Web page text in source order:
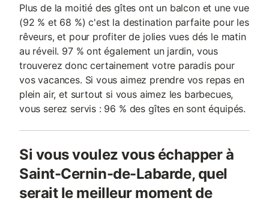
Plus de la moitié des gîtes ont un balcon et une vue
(92 % et 68 %) c'est la destination parfaite pour les
rêveurs, et pour profiter de jolies vues dés le matin
au réveil. 97 % ont également un jardin, vous
trouverez donc certainement votre paradis pour
vos vacances. Si vous aimez prendre vos repas en
plein air, et surtout si vous aimez les barbecues,
vous serez servis : 96 % des gîtes en sont équipés.
Si vous voulez vous échapper à
Saint-Cernin-de-Labarde, quel
serait le meilleur moment de